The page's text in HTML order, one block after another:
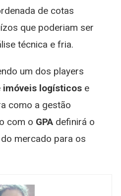
de cotas
que poderiam ser
técnica e fria.
um dos players
imóveis logísticose
como a gestão
com o GPAdefinirá o
mercado para os